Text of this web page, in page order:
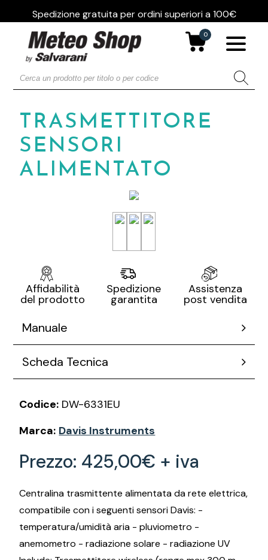
Spedizione gratuita per ordini superiori a 100€
0
TRASMETTITORE
SENSORI
ALIMENTATO
Affidabilità
del prodotto
Spedizione
garantita
Assistenza
post vendita
Manuale
Scheda Tecnica
Codice: DW-6331EU
Marca: Davis Instruments
Prezzo: 425,00€ + iva
Centralina trasmittente alimentata da rete elettrica,
compatibile con i seguenti sensori Davis: -
temperatura/umidità aria - pluviometro -
anemometro - radiazione solare - radiazione UV